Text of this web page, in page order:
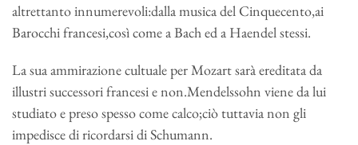
altrettanto innumerevoli:dalla musica del Cinquecento,ai
Barocchi francesi,così come a Bach ed a Haendel stessi.
La sua ammirazione cultuale per Mozart sarà ereditata da
illustri successori francesi e non.Mendelssohn viene da lui
studiato e preso spesso come calco;ciò tuttavia non gli
impedisce di ricordarsi di Schumann.